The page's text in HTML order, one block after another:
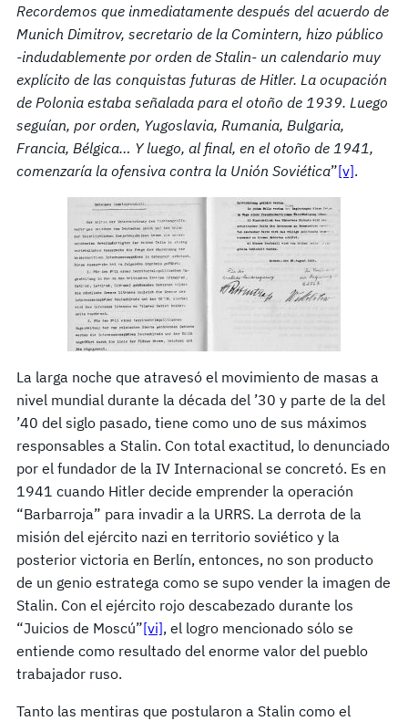
Recordemos que inmediatamente después del acuerdo de
Munich Dimitrov, secretario de la Comin­tern, hizo público
-indudablemente por orden de Sta­lin- un calendario muy
explícito de las conquistas futu­ras de Hitler. La ocupación
de Polonia estaba señalada para el otoño de 1939. Luego
seguían, por orden, Yugoslavia, Rumania, Bulgaria,
Francia, Bélgica… Y luego, al final, en el otoño de 1941,
comenzaría la ofensiva contra la Unión Soviética”[v].
La larga noche que atravesó el movimiento de masas a
nivel mundial durante la década del ’30 y parte de la del
’40 del siglo pasado, tiene como uno de sus máximos
responsables a Stalin. Con total exactitud, lo denunciado
por el fundador de la IV Internacional se concretó. Es en
1941 cuando Hitler decide emprender la operación
“Barbarroja” para invadir a la URRS. La derrota de la
misión del ejército nazi en territorio soviético y la
posterior victoria en Berlín, entonces, no son producto
de un genio estratega como se supo vender la imagen de
Stalin. Con el ejército rojo descabezado durante los
“Juicios de Moscú”[vi], el logro mencionado sólo se
entiende como resultado del enorme valor del pueblo
trabajador ruso.
Tanto las mentiras que postularon a Stalin como el